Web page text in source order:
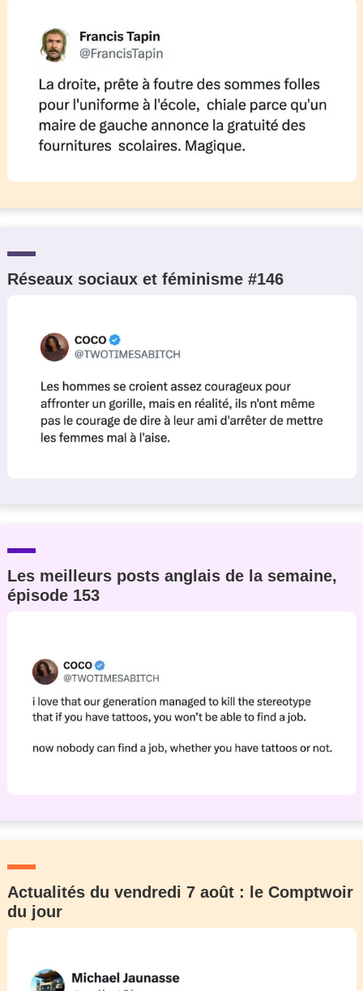
Réseaux sociaux et féminisme #146
Les meilleurs posts anglais de la semaine,
épisode 153
Actualités du vendredi 7 août : le Comptwoir
du jour